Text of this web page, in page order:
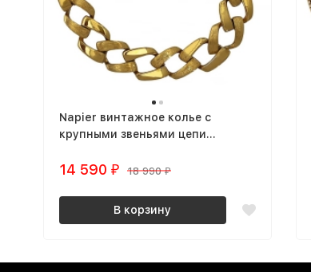
Napier винтажное колье с
крупными звеньями цепи
14 590 ₽ 18 990 ₽
В корзину